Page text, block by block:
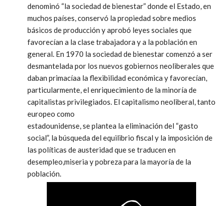
denominó “la sociedad de bienestar” donde el Estado, en
muchos países, conservó la propiedad sobre medios
básicos de producción y aprobó leyes sociales que
favorecían a la clase trabajadora y a la población en
general. En 1970 la sociedad de bienestar comenzó a ser
desmantelada por los nuevos gobiernos neoliberales que
daban primacíaa la flexibilidad económica y favorecían,
particularmente, el enriquecimiento de la minoría de
capitalistas privilegiados. El capitalismo neoliberal, tanto
europeo como
estadounidense, se plantea la eliminación del “gasto
social”, la búsqueda del equilibrio fiscal y la imposición de
las políticas de austeridad que se traducen en
desempleo,miseria y pobreza para la mayoría de la
población.